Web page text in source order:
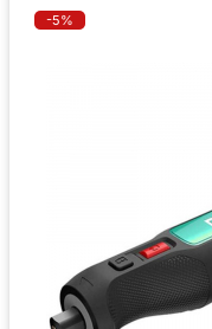
-5%